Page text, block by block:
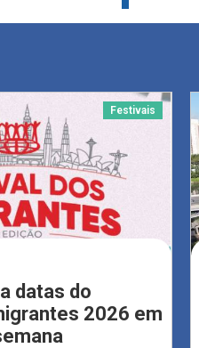
Festivais
datas do
2026 em